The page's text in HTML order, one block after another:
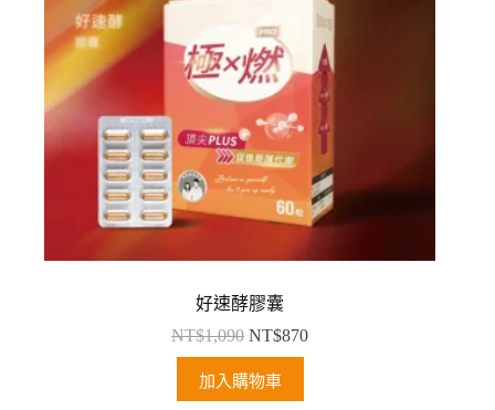
好速酵膠囊
NT$1,090 NT$870
加入購物車